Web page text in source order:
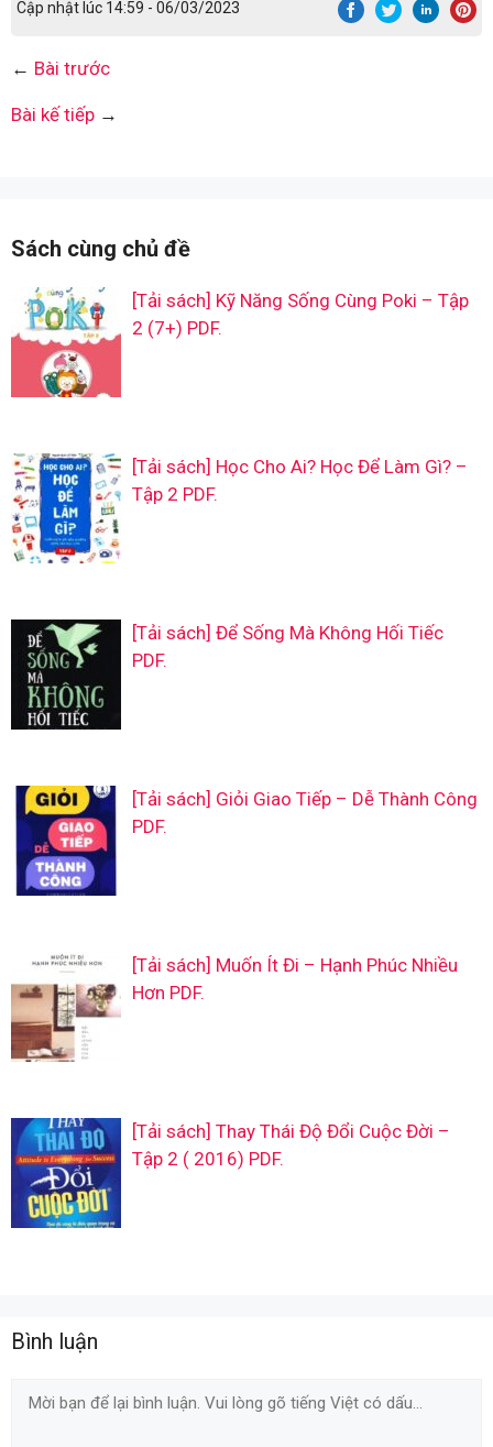
Cập nhật lúc 14:59 - 06/03/2023
← Bài trước
Bài kế tiếp →
Sách cùng chủ đề
[Tải sách] Kỹ Năng Sống Cùng Poki – Tập
2 (7+) PDF.
[Tải sách] Học Cho Ai? Học Để Làm Gì? –
Tập 2 PDF.
[Tải sách] Để Sống Mà Không Hối Tiếc
PDF.
[Tải sách] Giỏi Giao Tiếp – Dễ Thành Công
PDF.
[Tải sách] Muốn Ít Đi – Hạnh Phúc Nhiều
Hơn PDF.
[Tải sách] Thay Thái Độ Đổi Cuộc Đời –
Tập 2 ( 2016) PDF.
Bình luận
Comment